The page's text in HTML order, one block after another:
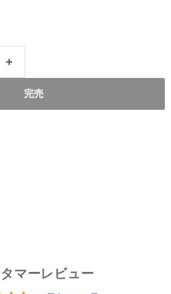
完売
マーレビュー